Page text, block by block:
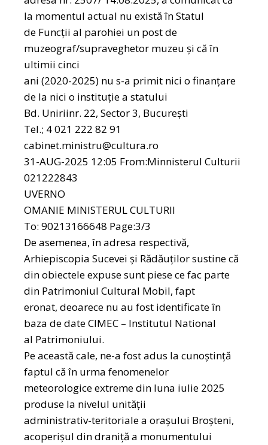
la momentul actual nu există în Statul
de Funcții al parohiei un post de
muzeograf/supraveghetor muzeu şi că în
ultimii cinci
ani (2020-2025) nu s-a primit nici o finanțare
de la nici o instituție a statului
Bd. Uniriinr. 22, Sector 3, Bucureşti
Tel.; 4 021 222 82 91
cabinet.ministru@cultura.ro
31-AUG-2025 12:05 From:Minnisterul Culturii
021222843
UVERNO
OMANIE MINISTERUL CULTURII
To: 90213166648 Page:3/3
De asemenea, în adresa respectivă,
Arhiepiscopia Sucevei şi Rădăuţilor sustine că
din obiectele expuse sunt piese ce fac parte
din Patrimoniul Cultural Mobil, fapt
eronat, deoarece nu au fost identificate în
baza de date CIMEC – Institutul National
al Patrimoniului.
Pe această cale, ne-a fost adus la cunoştinţă
faptul că în urma fenomenelor
meteorologice extreme din luna iulie 2025
produse la nivelul unităţii
administrativ-teritoriale a oraşului Broşteni,
acoperişul din draniță a monumentului